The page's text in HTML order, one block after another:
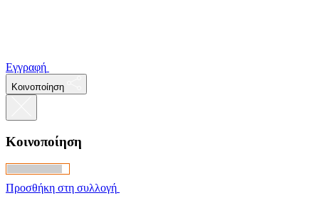
Εγγραφή
Κοινοποίηση
Κοινοποίηση
Προσθήκη στη συλλογή